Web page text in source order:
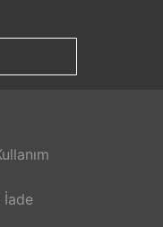
gibi
İade